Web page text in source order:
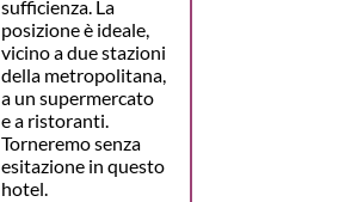
sufficienza. La
posizione è ideale,
vicino a due stazioni
della metropolitana,
a un supermercato
e a ristoranti.
Torneremo senza
esitazione in questo
hotel.